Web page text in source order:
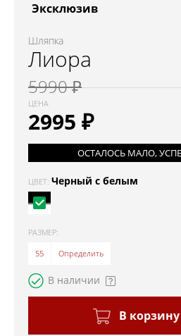
Эксклюзив
Шляпка
Лиора
5990 ₽
ЦЕНА
2995 ₽
ОСТАЛОСЬ МАЛО,
ЦВЕТ: Черный с белым
РАЗМЕР:
55
Определить
В наличии
В корзину